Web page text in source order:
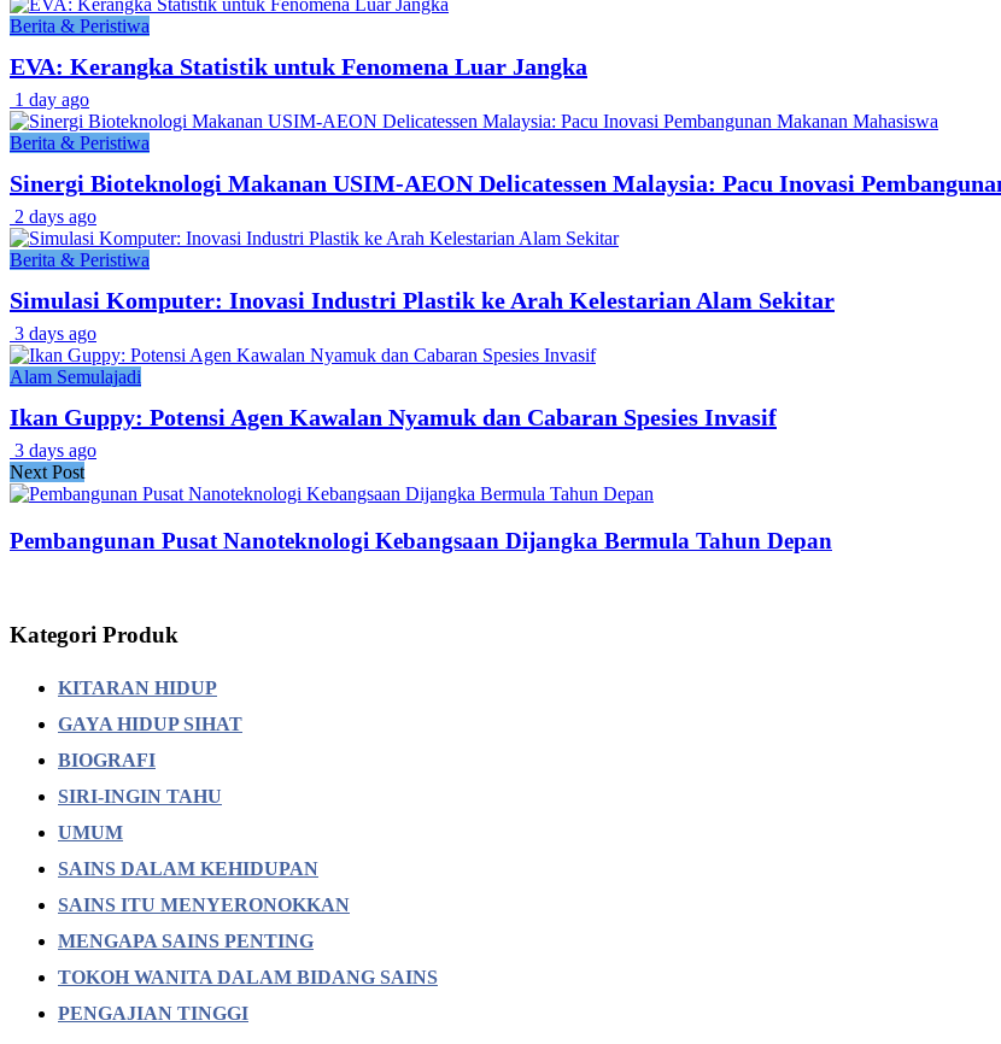
Berita & Peristiwa
EVA: Kerangka Statistik untuk Fenomena Luar Jangka
1 day ago
Berita & Peristiwa
Sinergi Bioteknologi Makanan USIM-AEON Delicatessen Malaysia: Pacu Inovasi
2 days ago
Berita & Peristiwa
Simulasi Komputer: Inovasi Industri Plastik ke Arah Kelestarian Alam Sekitar
3 days ago
Alam Semulajadi
Ikan Guppy: Potensi Agen Kawalan Nyamuk dan Cabaran Spesies Invasif
3 days ago
Next Post
Pembangunan Pusat Nanoteknologi Kebangsaan Dijangka Bermula Tahun Depan
Kategori Produk
KITARAN HIDUP
GAYA HIDUP SIHAT
BIOGRAFI
SIRI-INGIN TAHU
UMUM
SAINS DALAM KEHIDUPAN
SAINS ITU MENYERONOKKAN
MENGAPA SAINS PENTING
TOKOH WANITA DALAM BIDANG SAINS
PENGAJIAN TINGGI